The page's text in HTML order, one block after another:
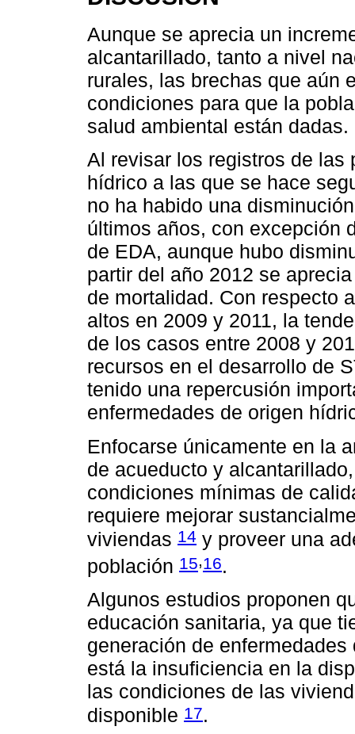
Aunque se aprecia un
alcantarillado, tanto a nivel
rurales, las brechas que aún
condiciones para que la
salud ambiental están dadas.
Al revisar los registros de las
hídrico a las que se hace
no ha habido una
últimos años, con excepción
de EDA, aunque hubo
partir del año 2012 se
de mortalidad. Con respecto
altos en 2009 y 2011, la
de los casos entre 2008 y
recursos en el desarrollo de
tenido una repercusión
enfermedades de origen
Enfocarse únicamente en la
de acueducto y
condiciones mínimas de
requiere mejorar
viviendas 14 y proveer una
población 15,16.
Algunos estudios proponen
educación sanitaria, ya que
generación de
está la insuficiencia en la
las condiciones de las
disponible 17.